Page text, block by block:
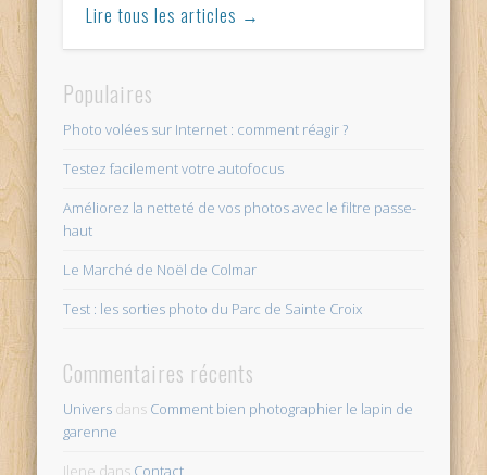
Lire tous les articles →
Populaires
Photo volées sur Internet : comment réagir ?
Testez facilement votre autofocus
Améliorez la netteté de vos photos avec le filtre passe-
haut
Le Marché de Noël de Colmar
Test : les sorties photo du Parc de Sainte Croix
Commentaires récents
Univers dans Comment bien photographier le lapin de
garenne